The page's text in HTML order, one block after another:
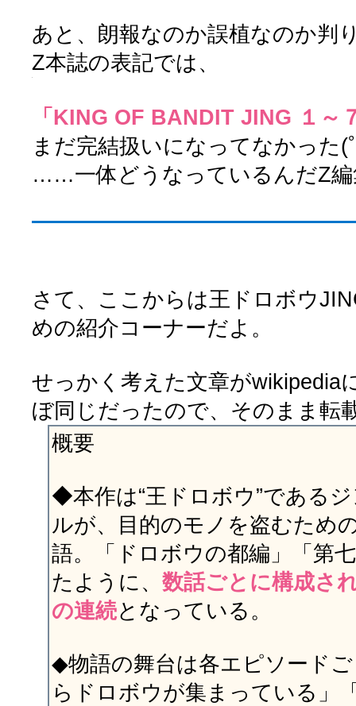
あと、朗報なのか誤植なのか判
Z本誌の表記では、
「KING OF BANDIT JING １～
まだ完結扱いになってなかった(
……一体どうなっているんだZ編
さて、ここからは王ドロボウ
めの紹介コーナーだよ。
せっかく考えた文章がwikipedia
ぼ同じだったので、そのまま転
概要
◆本作は“王ドロボウ”である
ルが、目的のモノを盗むため
語。「ドロボウの都編」「第
たように、 数話ごとに構成さ
の連続となっている。
◆物語の舞台は各エピソード
らドロボウが集まっている」